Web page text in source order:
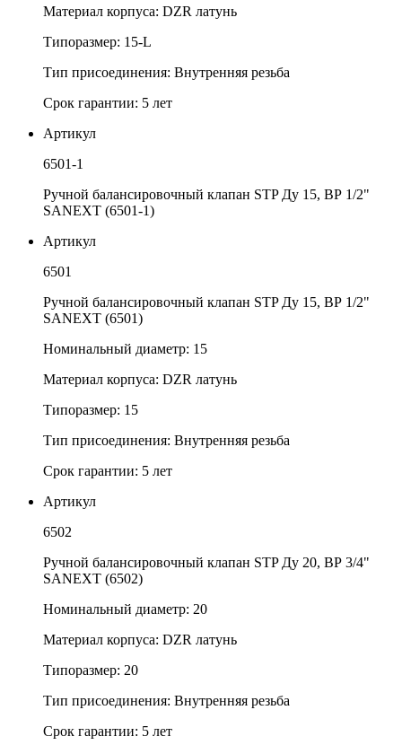
Материал корпуса: DZR латунь
Типоразмер: 15-L
Тип присоединения: Внутренняя резьба
Срок гарантии: 5 лет
Артикул
6501-1
Ручной балансировочный клапан STP Ду 15, ВР 1/2"
SANEXT (6501-1)
Артикул
6501
Ручной балансировочный клапан STP Ду 15, ВР 1/2"
SANEXT (6501)
Номинальный диаметр: 15
Материал корпуса: DZR латунь
Типоразмер: 15
Тип присоединения: Внутренняя резьба
Срок гарантии: 5 лет
Артикул
6502
Ручной балансировочный клапан STP Ду 20, ВР 3/4"
SANEXT (6502)
Номинальный диаметр: 20
Материал корпуса: DZR латунь
Типоразмер: 20
Тип присоединения: Внутренняя резьба
Срок гарантии: 5 лет